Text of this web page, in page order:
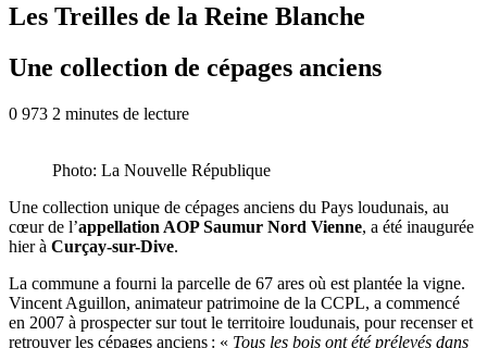
Les Treilles de la Reine Blanche
Une collection de cépages anciens
0 973 2 minutes de lecture
Photo: La Nouvelle République
Une collection unique de cépages anciens du Pays loudunais, au
cœur de l’appellation AOP Saumur Nord Vienne, a été inaugurée
hier à Curçay-sur-Dive.
La commune a fourni la parcelle de 67 ares où est plantée la vigne.
Vincent Aguillon, animateur patrimoine de la CCPL, a commencé
en 2007 à prospecter sur tout le territoire loudunais, pour recenser et
retrouver les cépages anciens : « Tous les bois ont été prélevés dans